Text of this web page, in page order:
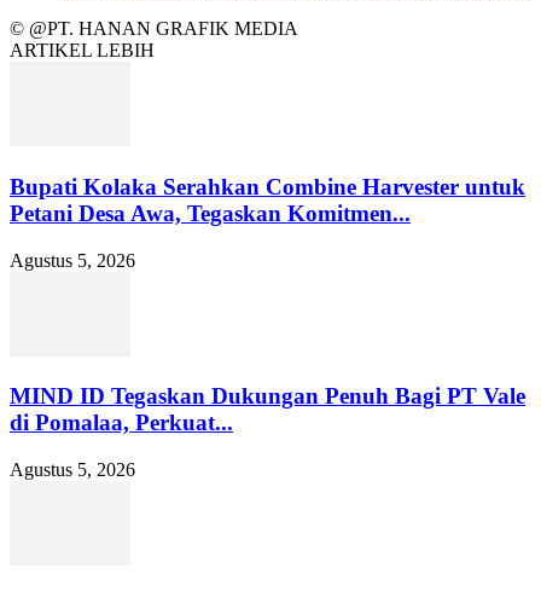
© @PT. HANAN GRAFIK MEDIA
ARTIKEL LEBIH
Bupati Kolaka Serahkan Combine Harvester untuk
Petani Desa Awa, Tegaskan Komitmen...
Agustus 5, 2026
MIND ID Tegaskan Dukungan Penuh Bagi PT Vale
di Pomalaa, Perkuat...
Agustus 5, 2026